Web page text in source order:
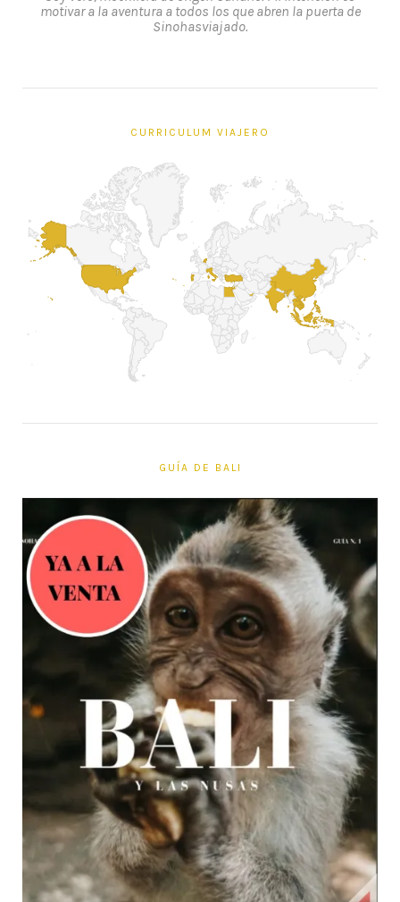
motivar a la aventura a todos los que abren la puerta de
Sinohasviajado.
CURRICULUM VIAJERO
GUÍA DE BALI